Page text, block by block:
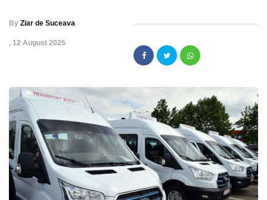
By Ziar de Suceava
, 12 August 2025